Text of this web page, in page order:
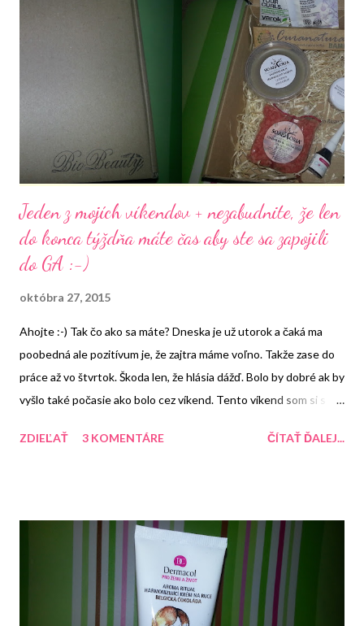
Jeden z mojích víkendov + nezabudnite, že len
do konca týždňa máte čas aby ste sa zapojili
do GA :-)
októbra 27, 2015
Ahojte :-) Tak čo ako sa máte? Dneska je už utorok a čaká ma
poobedná ale pozitívum je, že zajtra máme voľno. Takže zase do
práce až vo štvrtok. Škoda len, že hlásia dážď. Bolo by dobré ak by
vyšlo také počasie ako bolo cez víkend. Tento víkend som si s
podľa neho. Takže v sobotu sme boli v Plzni . Najprv som si bola
aj s Vami. Biokrabička krásy
ZDIEĽAŤ 3 KOMENTÁRE ČÍTAŤ ĎALEJ...